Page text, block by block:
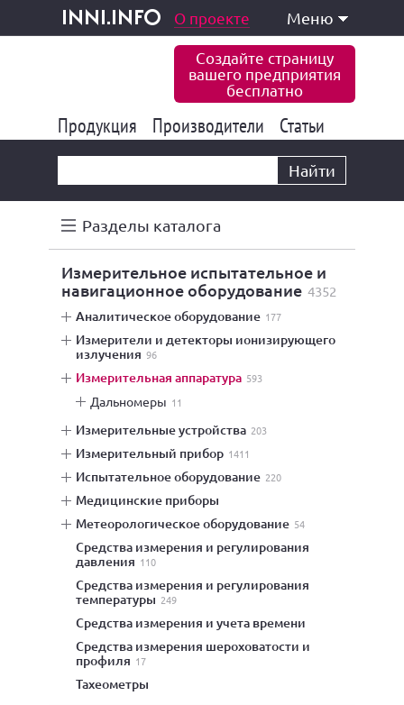
inni.info
и услуги О проекте Меню
Создайте страницу
вашего предприятия
бесплатно
Продукция 177 849
Производители 6 778
Статьи
Найти
Разделы каталога
измерительное испытательное и
навигационное оборудование 4352
аналитическое оборудование 177
измерители и детекторы ионизирующего
излучения 96
измерительная аппаратура 593
дальномеры 11
измерительные устройства 203
измерительный прибор 1411
испытательное оборудование 220
медицинские приборы
метеорологическое оборудование 54
средства измерения и регулирования
давления 110
средства измерения и регулирования
температуры 249
средства измерения и учета времени
средства измерения шероховатости и
профиля 17
тахеометры